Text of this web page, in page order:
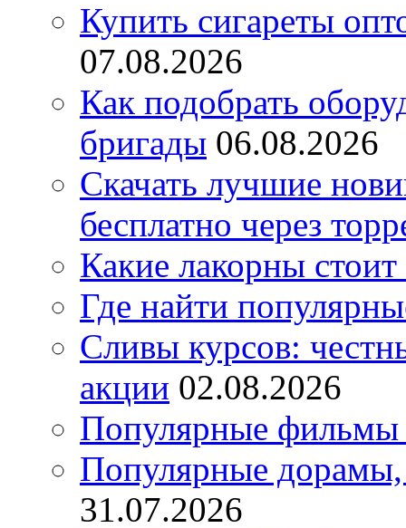
Купить сигареты
07.08.2026
Как подобрать
бригады 06.08.2026
Скачать лучшие
бесплатно через
Какие лакорны стоит
Где найти
Сливы курсов:
акции 02.08.2026
Популярные фильмы
Популярные дорамы,
31.07.2026